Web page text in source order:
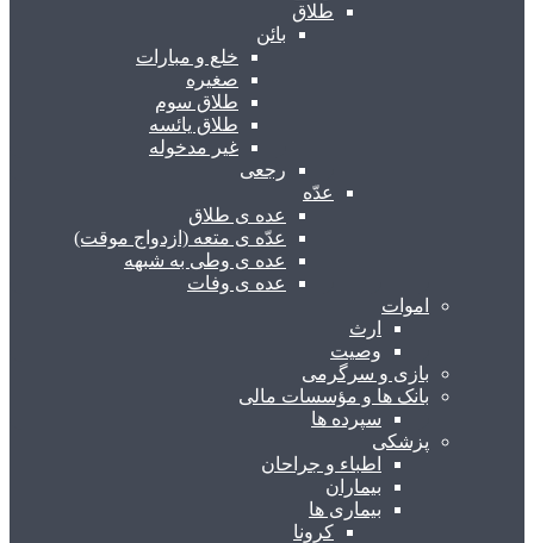
طلاق
بائن
خلع و مبارات
صغیره
طلاق سوم
طلاق یائسه
غیر مدخوله
رجعی
عدّه
عده ی طلاق
عدّه ی متعه (ازدواج موقت)
عده ی وطی به شبهه
عده ی وفات
اموات
ارث
وصیت
بازی و سرگرمی
بانک ها و مؤسسات مالی
سپرده ها
پزشکی
اطباء و جراحان
بیماران
بیماری ها
کرونا